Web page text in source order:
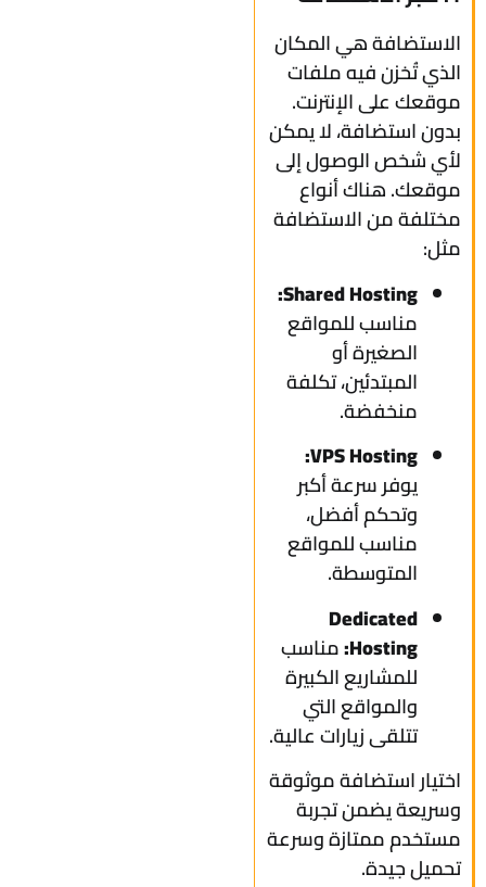
الاستضافة هي المكان
الذي تُخزن فيه ملفات
موقعك على الإنترنت.
بدون استضافة، لا يمكن
لأي شخص الوصول إلى
موقعك. هناك أنواع
مختلفة من الاستضافة
مثل:
Shared Hosting:
مناسب للمواقع
الصغيرة أو
المبتدئين، تكلفة
منخفضة.
VPS Hosting:
يوفر سرعة أكبر
وتحكم أفضل،
مناسب للمواقع
المتوسطة.
Dedicated
Hosting: مناسب
للمشاريع الكبيرة
والمواقع التي
تتلقى زيارات عالية.
اختيار استضافة موثوقة
وسريعة يضمن تجربة
مستخدم ممتازة وسرعة
تحميل جيدة.